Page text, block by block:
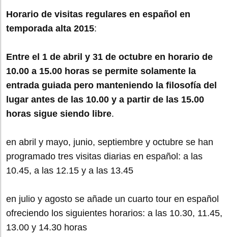
Horario de visitas regulares en español en
temporada alta 2015:
Entre el 1 de abril y 31 de octubre en horario de
10.00 a 15.00 horas se permite solamente la
entrada guiada pero manteniendo la filosofía del
lugar antes de las 10.00 y a partir de las 15.00
horas sigue siendo libre.
en abril y mayo, junio, septiembre y octubre se han
programado tres visitas diarias en español: a las
10.45, a las 12.15 y a las 13.45
en julio y agosto se añade un cuarto tour en español
ofreciendo los siguientes horarios: a las 10.30, 11.45,
13.00 y 14.30 horas